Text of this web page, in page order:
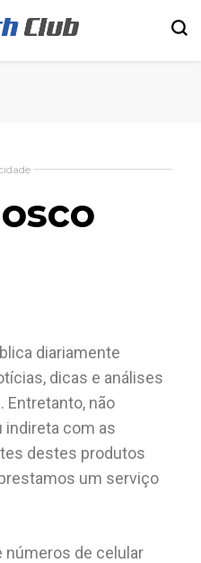
diariamente
dicas e análises
Entretanto, não
indireta com as
destes produtos
um serviço
números de celular